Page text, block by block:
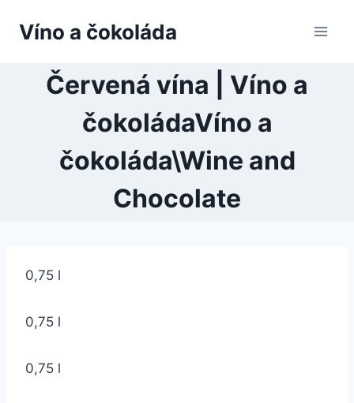
Víno a čokoláda
Červená vína | Víno a
čokoládaVíno a
čokoláda\Wine and
Chocolate
0,75 l
0,75 l
0,75 l